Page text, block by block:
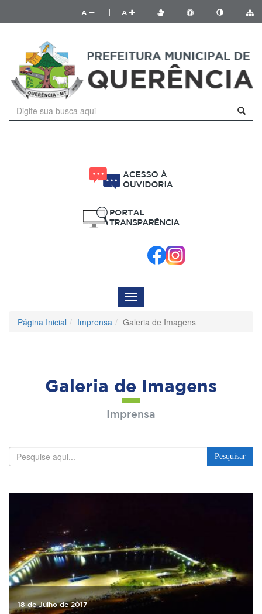
A A
Menu
de
Navegação
Página Inicial Imprensa Galeria de Imagens
Galeria de Imagens
Imprensa
Pesquisar
18 de Julho de 2017